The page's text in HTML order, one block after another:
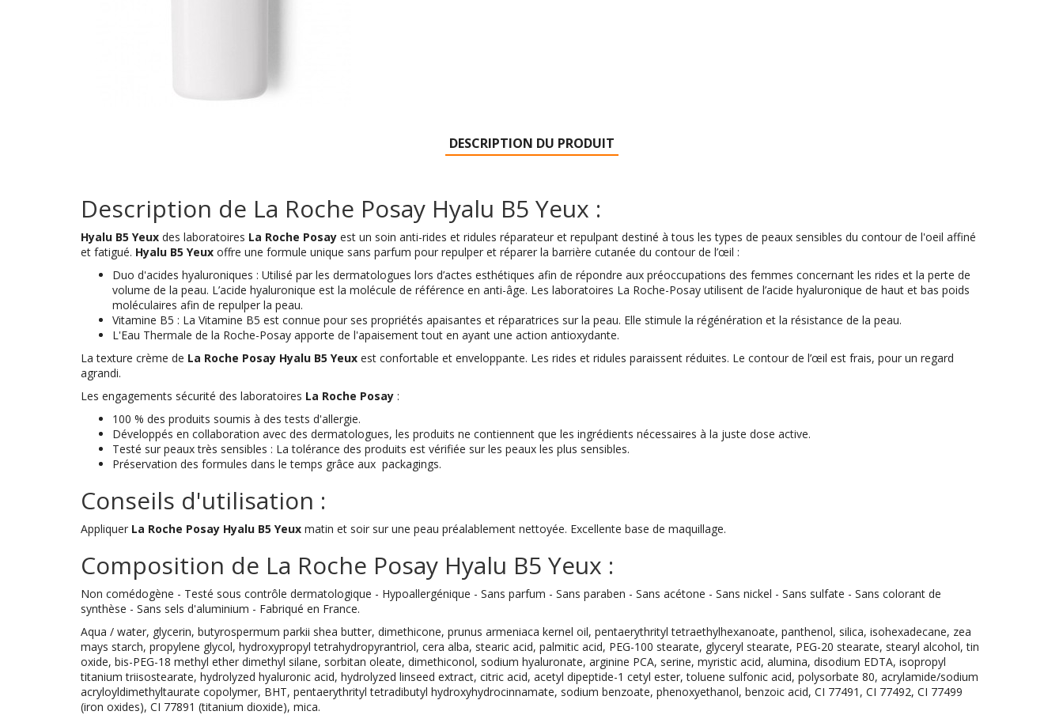
DESCRIPTION DU PRODUIT
Description de La Roche Posay Hyalu B5 Yeux :
Hyalu B5 Yeux des laboratoires La Roche Posay est un soin anti-rides et ridules réparateur et repulpant destiné à tous les types de peaux sensibles du contour de l'oeil affiné
et fatigué. Hyalu B5 Yeux offre une formule unique sans parfum pour repulper et réparer la barrière cutanée du contour de l’œil :
Duo d'acides hyaluroniques : Utilisé par les dermatologues lors d’actes esthétiques afin de répondre aux préoccupations des femmes concernant les rides et la perte de
volume de la peau. L’acide hyaluronique est la molécule de référence en anti-âge. Les laboratoires La Roche-Posay utilisent de l’acide hyaluronique de haut et bas poids
moléculaires afin de repulper la peau.
Vitamine B5 : La Vitamine B5 est connue pour ses propriétés apaisantes et réparatrices sur la peau. Elle stimule la régénération et la résistance de la peau.
L'Eau Thermale de la Roche-Posay apporte de l'apaisement tout en ayant une action antioxydante.
La texture crème de La Roche Posay Hyalu B5 Yeux est confortable et enveloppante. Les rides et ridules paraissent réduites. Le contour de l’œil est frais, pour un regard
agrandi.
Les engagements sécurité des laboratoires La Roche Posay :
100 % des produits soumis à des tests d'allergie.
Développés en collaboration avec des dermatologues, les produits ne contiennent que les ingrédients nécessaires à la juste dose active.
Testé sur peaux très sensibles : La tolérance des produits est vérifiée sur les peaux les plus sensibles.
Préservation des formules dans le temps grâce aux packagings.
Conseils d'utilisation :
Appliquer La Roche Posay Hyalu B5 Yeux matin et soir sur une peau préalablement nettoyée. Excellente base de maquillage.
Composition de La Roche Posay Hyalu B5 Yeux :
Non comédogène - Testé sous contrôle dermatologique - Hypoallergénique - Sans parfum - Sans paraben - Sans acétone - Sans nickel - Sans sulfate - Sans colorant de
synthèse - Sans sels d'aluminium - Fabriqué en France.
Aqua / water, glycerin, butyrospermum parkii shea butter, dimethicone, prunus armeniaca kernel oil, pentaerythrityl tetraethylhexanoate, panthenol, silica, isohexadecane, zea
mays starch, propylene glycol, hydroxypropyl tetrahydropyrantriol, cera alba, stearic acid, palmitic acid, PEG-100 stearate, glyceryl stearate, PEG-20 stearate, stearyl alcohol, tin
oxide, bis-PEG-18 methyl ether dimethyl silane, sorbitan oleate, dimethiconol, sodium hyaluronate, arginine PCA, serine, myristic acid, alumina, disodium EDTA, isopropyl
titanium triisostearate, hydrolyzed hyaluronic acid, hydrolyzed linseed extract, citric acid, acetyl dipeptide-1 cetyl ester, toluene sulfonic acid, polysorbate 80, acrylamide/sodium
acryloyldimethyltaurate copolymer, BHT, pentaerythrityl tetradibutyl hydroxyhydrocinnamate, sodium benzoate, phenoxyethanol, benzoic acid, CI 77491, CI 77492, CI 77499
(iron oxides), CI 77891 (titanium dioxide), mica.